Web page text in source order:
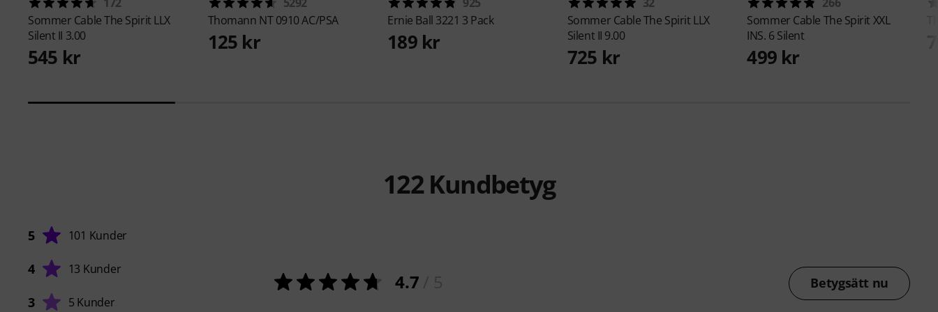
Sommer CableThe Spirit LLX
Silent II 3.00
545 kr
Thomann NT 0910 AC/PSA
125 kr
Ernie Ball 3221 3 Pack
189 kr
Sommer CableThe Spirit LLX
Silent II 9.00
725 kr
Sommer Cable The Spirit XXL
INS. 6 Silent
499 kr
122Kundbetyg
5 101 Kunder
4 13 Kunder
3 5 Kunder
4.7 Betygsätt nu